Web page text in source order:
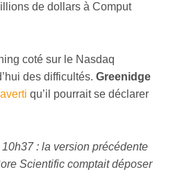
de dollars à Comput
coté sur le Nasdaq
des difficultés. Greenidge
qu’il pourrait se déclarer
: la version précédente
Scientific comptait déposer